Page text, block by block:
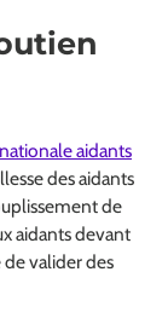
aidants
nouvelle fenêtre)
des aidants
de
aidants devant
de valider des